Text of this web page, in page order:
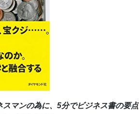
マンの為に、5分でビジネス書の要点